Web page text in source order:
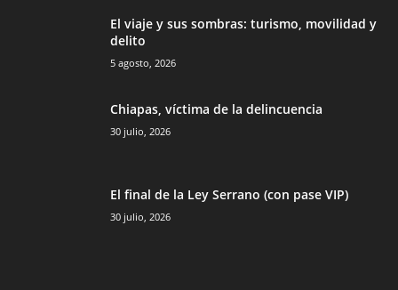
El viaje y sus sombras: turismo, movilidad y
delito
5 agosto, 2026
Chiapas, víctima de la delincuencia
30 julio, 2026
El final de la Ley Serrano (con pase VIP)
30 julio, 2026